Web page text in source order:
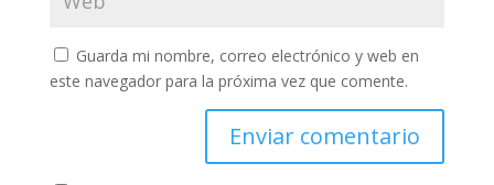
Guarda mi nombre, correo electrónico y web en
este navegador para la próxima vez que comente.